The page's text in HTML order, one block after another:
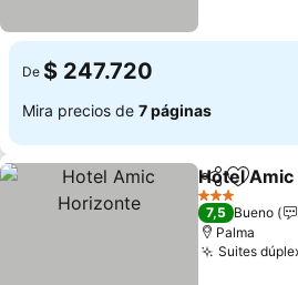
De $ 247.720
Mira precios de 7 páginas
Compartir
Hotel
3 Estrellas
7,5 Bueno
Palma
Suites